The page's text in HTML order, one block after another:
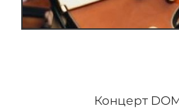
Концерт